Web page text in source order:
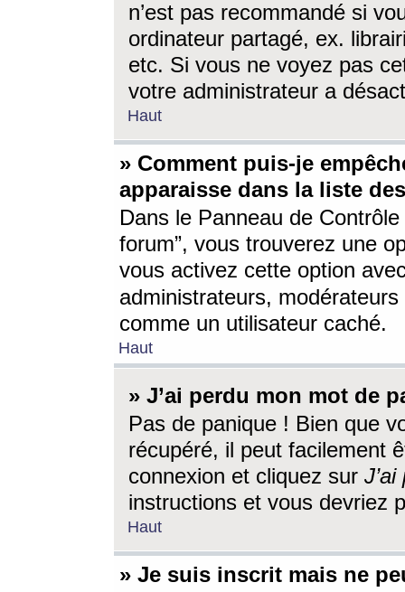
n’est pas recommandé si
ordinateur partagé, ex.
etc. Si vous ne voyez pas
votre administrateur a
Haut
» Comment puis-je
apparaisse dans la liste
Dans le Panneau de
forum”, vous trouverez une
vous activez cette option
administrateurs,
comme un utilisateur caché.
Haut
» J’ai perdu mon mot de
Pas de panique ! Bien que
récupéré, il peut facilement
connexion et cliquez sur
instructions et vous devriez
Haut
» Je suis inscrit mais ne